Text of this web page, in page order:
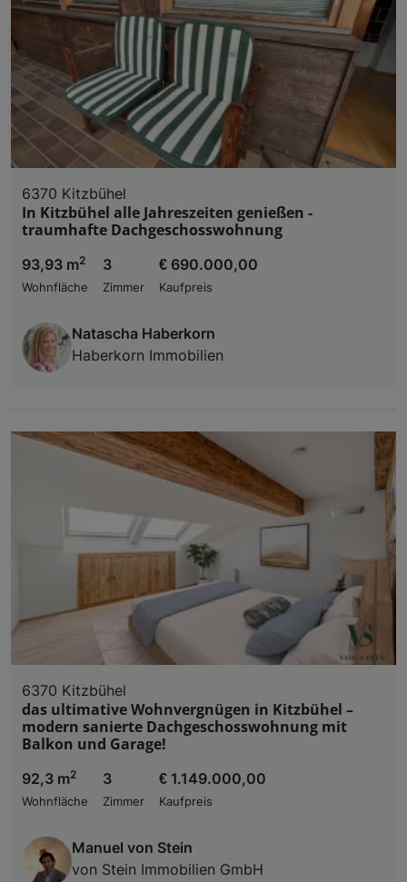
6370 Kitzbühel
In Kitzbühel alle Jahreszeiten genießen -
traumhafte Dachgeschosswohnung
93,93 m2
Wohnfläche
3
Zimmer
€ 690.000,00
Kaufpreis
Natascha Haberkorn
Haberkorn Immobilien
6370 Kitzbühel
das ultimative Wohnvergnügen in Kitzbühel –
modern sanierte Dachgeschosswohnung mit
Balkon und Garage!
92,3 m2
Wohnfläche
3
Zimmer
€ 1.149.000,00
Kaufpreis
Manuel von Stein
von Stein Immobilien GmbH